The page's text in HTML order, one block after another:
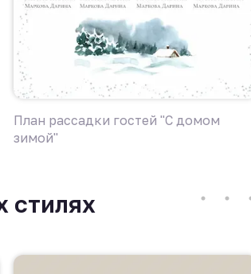
План рассадки гостей "С домом
зимой"
стилях